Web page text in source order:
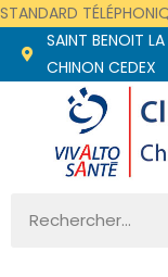
principal
STANDARD
SAINT BENOIT
CHINON CEDEX